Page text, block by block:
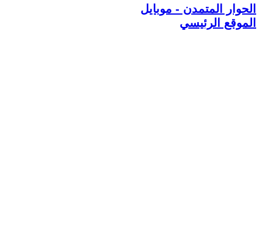
الحوار المتمدن - موبايل
الموقع الرئيسي